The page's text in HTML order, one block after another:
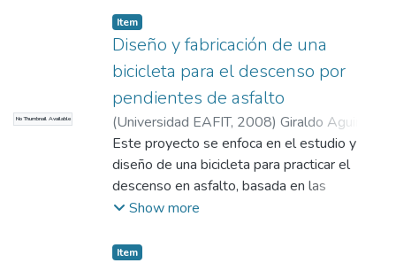
No Thumbnail Available
Item
Diseño y fabricación de una
bicicleta para el descenso por
pendientes de asfalto
(Universidad EAFIT, 2008) Giraldo Aguirre,
Luis Arturo;Duque Torres, Sebastián;
Pineda Botero, Fabio Antonio
Este proyecto se enfoca en el estudio y
diseño de una bicicleta para practicar el
descenso en asfalto, basada en las
necesidades y deseos del usuario objetivo -
mercado, que soporta el proceso de diseño,
Show more
Item